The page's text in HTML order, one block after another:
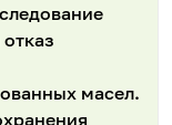
масел.